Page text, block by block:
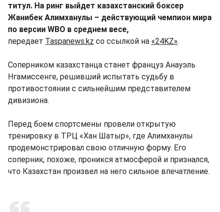
титул. На ринг выйдет казахстанский боксер
Жанибек Алимханулы – действующий чемпион мира
по версии WBO в среднем весе,
передает Taspanews.kz со ссылкой на «24KZ».
Соперником казахстанца станет француз Анауэль
Нгамиссенге, решивший испытать судьбу в
противостоянии с сильнейшим представителем
дивизиона.
Перед боем спортсмены провели открытую
тренировку в ТРЦ «Хан Шатыр», где Алимханулы
продемонстрировал свою отличную форму. Его
соперник, похоже, проникся атмосферой и признался,
что Казахстан произвел на него сильное впечатление.